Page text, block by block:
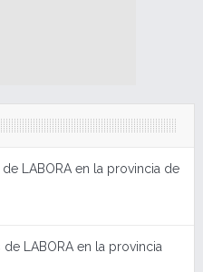
LABORA en la provincia de
LABORA en la provincia